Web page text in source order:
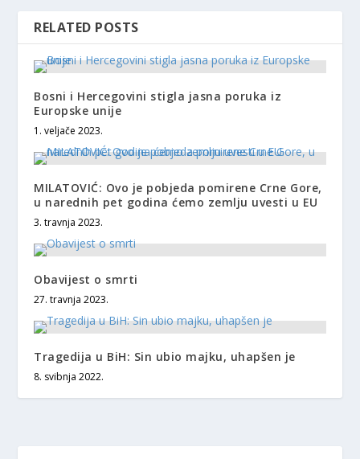
RELATED POSTS
Bosni i Hercegovini stigla jasna poruka iz
Europske unije
1. veljače 2023.
MILATOVIĆ: Ovo je pobjeda pomirene Crne Gore,
u narednih pet godina ćemo zemlju uvesti u EU
3. travnja 2023.
Obavijest o smrti
27. travnja 2023.
Tragedija u BiH: Sin ubio majku, uhapšen je
8. svibnja 2022.